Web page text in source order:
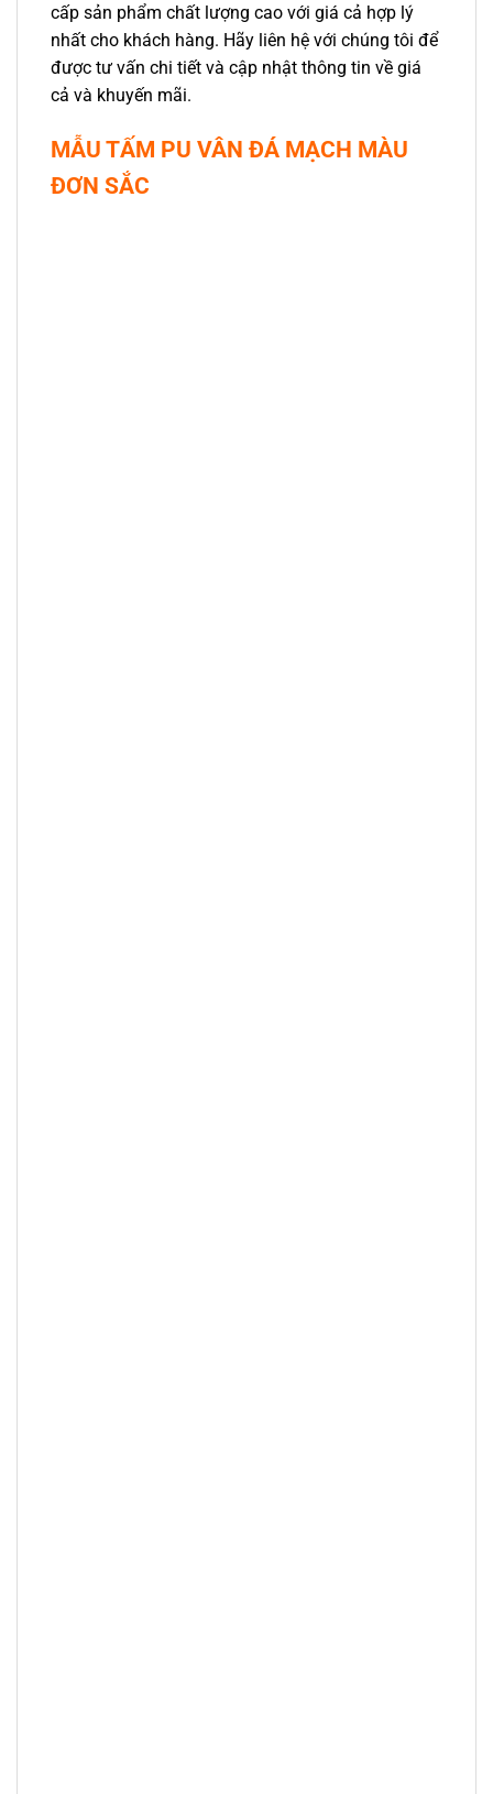
cấp sản phẩm chất lượng cao với giá cả hợp lý
nhất cho khách hàng. Hãy liên hệ với chúng tôi để
được tư vấn chi tiết và cập nhật thông tin về giá
cả và khuyến mãi.
MẪU TẤM PU VÂN ĐÁ MẠCH MÀU
ĐƠN SẮC